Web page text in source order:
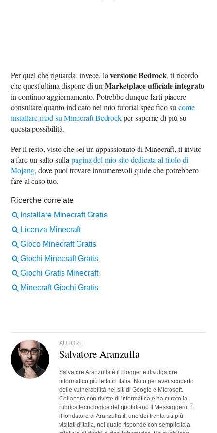
Per quel che riguarda, invece, laversione Bedrock, ti ricordo
che quest'ultima dispone di unMarketplace ufficiale integrato
in continuo aggiornamento. Potrebbe dunque farti piacere
consultare quanto indicato nel mio tutorial specifico sucome
installare mod su Minecraft Bedrockper saperne di più su
questa possibilità.
Per il resto, visto che sei un appassionato di Minecraft, ti invito
a fare un salto sullapagina del mio sito dedicata al titolo di
Mojang, dove puoi trovare innumerevoli guide che potrebbero
fare al caso tuo.
AUTORE
Salvatore Aranzulla
Salvatore Aranzulla è il blogger e divulgatore
informatico più letto in Italia. Noto per aver scoperto
delle vulnerabilità nei siti di Google e Microsoft.
Collabora con riviste di informatica e ha curato la
rubrica tecnologica del quotidiano Il Messaggero. È
il fondatore di Aranzulla.it, uno dei trenta siti più
visitati d'Italia, nel quale risponde con semplicità a